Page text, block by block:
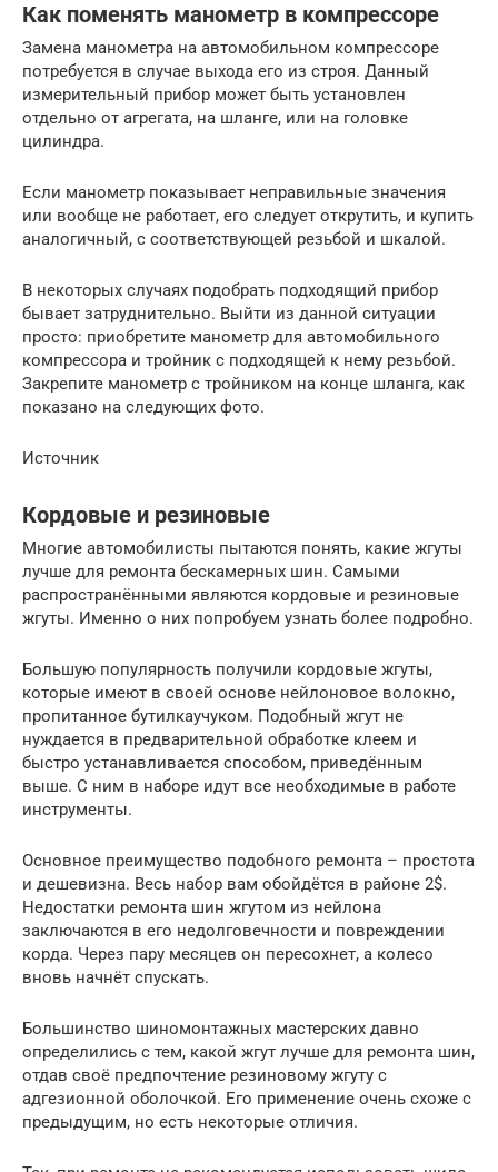
Как поменять манометр в компрессоре
Замена манометра на автомобильном компрессоре
потребуется в случае выхода его из строя. Данный
измерительный прибор может быть установлен
отдельно от агрегата, на шланге, или на головке
цилиндра.
Если манометр показывает неправильные значения
или вообще не работает, его следует открутить, и купить
аналогичный, с соответствующей резьбой и шкалой.
В некоторых случаях подобрать подходящий прибор
бывает затруднительно. Выйти из данной ситуации
просто: приобретите манометр для автомобильного
компрессора и тройник с подходящей к нему резьбой.
Закрепите манометр с тройником на конце шланга, как
показано на следующих фото.
Источник
Кордовые и резиновые
Многие автомобилисты пытаются понять, какие жгуты
лучше для ремонта бескамерных шин. Самыми
распространёнными являются кордовые и резиновые
жгуты. Именно о них попробуем узнать более подробно.
Большую популярность получили кордовые жгуты,
которые имеют в своей основе нейлоновое волокно,
пропитанное бутилкаучуком. Подобный жгут не
нуждается в предварительной обработке клеем и
быстро устанавливается способом, приведённым
выше. С ним в наборе идут все необходимые в работе
инструменты.
Основное преимущество подобного ремонта – простота
и дешевизна. Весь набор вам обойдётся в районе 2$.
Недостатки ремонта шин жгутом из нейлона
заключаются в его недолговечности и повреждении
корда. Через пару месяцев он пересохнет, а колесо
вновь начнёт спускать.
Большинство шиномонтажных мастерских давно
определились с тем, какой жгут лучше для ремонта шин,
отдав своё предпочтение резиновому жгуту с
адгезионной оболочкой. Его применение очень схоже с
предыдущим, но есть некоторые отличия.